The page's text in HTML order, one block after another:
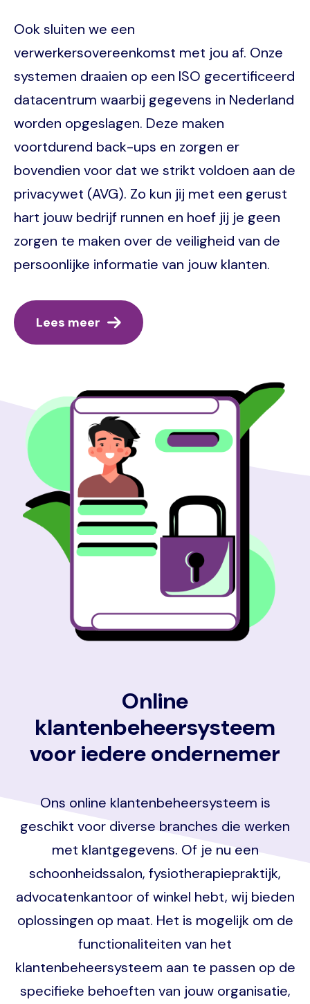
Ook sluiten we een
verwerkersovereenkomst met jou af. Onze
systemen draaien op een ISO gecertificeerd
datacentrum waarbij gegevens in Nederland
worden opgeslagen. Deze maken
voortdurend back-ups en zorgen er
bovendien voor dat we strikt voldoen aan de
privacywet (AVG). Zo kun jij met een gerust
hart jouw bedrijf runnen en hoef jij je geen
zorgen te maken over de veiligheid van de
persoonlijke informatie van jouw klanten.
Lees meer
Online
klantenbeheersysteem
voor iedere ondernemer
Ons online klantenbeheersysteem is
geschikt voor diverse branches die werken
met klantgegevens. Of je nu een
schoonheidssalon, fysiotherapiepraktijk,
advocatenkantoor of winkel hebt, wij bieden
oplossingen op maat. Het is mogelijk om de
functionaliteiten van het
klantenbeheersysteem aan te passen op de
specifieke behoeften van jouw organisatie,